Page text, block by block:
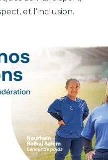
et l’inclusion.